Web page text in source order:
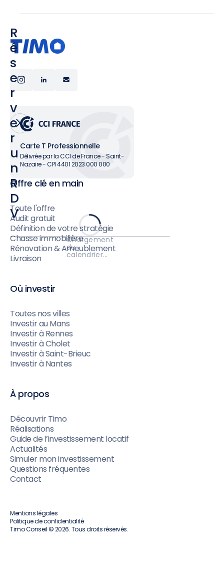
R
é
s
e
r
v
e
r
u
n
R
D
V
Chargement
du
calendrier…
Carte T Professionnelle
Délivrée par la CCI de France - Saint-
Nazaire - CPI 4401 2023 000 000
Offre clé en main
Toute l'offre
Audit gratuit
Définition de votre stratégie
Chasse immobilière
Rénovation & Ameublement
Livraison
Où investir
Toutes nos villes
Investir au Mans
Investir à Rennes
Investir à Cholet
Investir à Saint-Brieuc
Investir à Nantes
À propos
Découvrir Timo
Réalisations
Guide de l’investissement locatif
Actualités
Simuler mon investissement
Questions fréquentes
Contact
Timo Conseil © 2026. Tous droits réservés.
Mentions légales
Politique de confidentialité